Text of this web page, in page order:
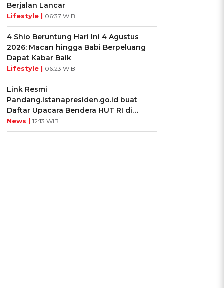
Berjalan Lancar
Lifestyle | 06:37 WIB
4 Shio Beruntung Hari Ini 4 Agustus
2026: Macan hingga Babi Berpeluang
Dapat Kabar Baik
Lifestyle | 06:23 WIB
Link Resmi
Pandang.istanapresiden.go.id buat
Daftar Upacara Bendera HUT RI di
Istana Negara
News | 12:13 WIB